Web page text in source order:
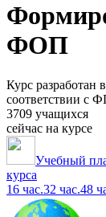
ФОП
Курс разработан в
соответствии с
3709 учащихся
сейчас на курсе
Учебный
курса
16 час.32 час.48